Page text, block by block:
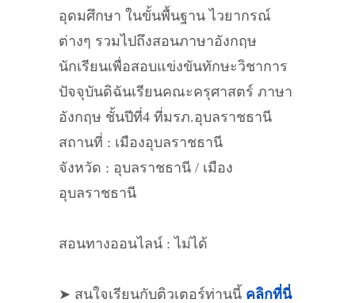
อุดมศึกษา ในขั้นพื้นฐาน ไวยากรณ์
ต่างๆ รวมไปถึงสอนภาษาอังกฤษ
นักเรียนเพื่อสอบแข่งขันทักษะวิชาการ
ปัจจุบันดิฉันเรียนคณะครุศาสตร์ ภาษา
อังกฤษ ชั้นปีที่4 ที่มรภ.อุบลราชธานี
สถานที่ : เมืองอุบลราชธานี
จังหวัด : อุบลราชธานี / เมือง
อุบลราชธานี
สอนทางออนไลน์ : ไม่ได้
➤ สนใจเรียนกับติวเตอร์ท่านนี้ คลิกที่นี่